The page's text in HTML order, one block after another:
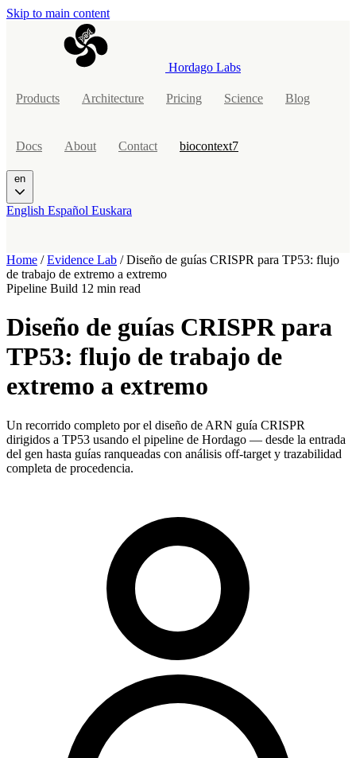
Skip to main content
Hordago Labs
Products Architecture Pricing Science Blog
Docs About Contact biocontext7
en
English Español Euskara
Home / Evidence Lab / Diseño de guías CRISPR para TP53: flujo
de trabajo de extremo a extremo
Pipeline Build 12 min read
Diseño de guías CRISPR para
TP53: flujo de trabajo de
extremo a extremo
Un recorrido completo por el diseño de ARN guía CRISPR
dirigidos a TP53 usando el pipeline de Hordago — desde la entrada
del gen hasta guías ranqueadas con análisis off-target y trazabilidad
completa de procedencia.